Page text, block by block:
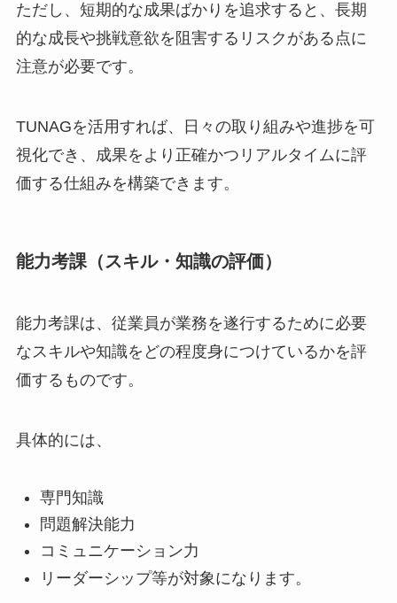
ただし、短期的な成果ばかりを追求すると、長期
的な成長や挑戦意欲を阻害するリスクがある点に
注意が必要です。
TUNAGを活用すれば、日々の取り組みや進捗を可
視化でき、成果をより正確かつリアルタイムに評
価する仕組みを構築できます。
能力考課（スキル・知識の評価）
能力考課は、従業員が業務を遂行するために必要
なスキルや知識をどの程度身につけているかを評
価するものです。
具体的には、
専門知識
問題解決能力
コミュニケーション力
リーダーシップ等が対象になります。